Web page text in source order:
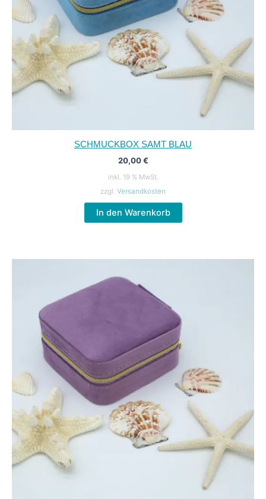
SCHMUCKBOX SAMT BLAU
20,00€
inkl. 19 % MwSt.
zzgl. Versandkosten
In den Warenkorb